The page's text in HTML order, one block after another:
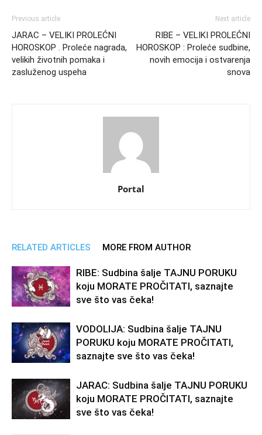
Previous article
JARAC – VELIKI PROLEĆNI
HOROSKOP . Proleće nagrada,
velikih životnih pomaka i
zasluženog uspeha
Next article
RIBE – VELIKI PROLEĆNI
HOROSKOP : Proleće sudbine,
novih emocija i ostvarenja
snova
Portal
RELATED ARTICLES MORE FROM AUTHOR
RIBE: Sudbina šalje TAJNU PORUKU
koju MORATE PROČITATI, saznajte
sve što vas čeka!
VODOLIJA: Sudbina šalje TAJNU
PORUKU koju MORATE PROČITATI,
saznajte sve što vas čeka!
JARAC: Sudbina šalje TAJNU PORUKU
koju MORATE PROČITATI, saznajte
sve što vas čeka!